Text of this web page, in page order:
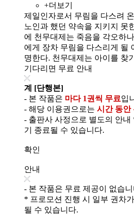
+더보기
제일인자로서 무림을 다스려
노인과 했던 약속을 지키지 못
에 천무대제는 죽음을 각오하
에게 장차 무림을 다스리게 될
명한다. 천무대제는 아이를 찾
기다리면 무료 안내
계 [단행본]
- 본 작품은 마다 1권씩 무료입
- 해당 이용권으로는 시간 동안
- 출판사 사정으로 별도의 안내
기 종료될 수 있습니다.
확인
안내
- 본 작품은 무료 제공이 없습니
* 프로모션 진행 시 일부 권차
될 수 있습니다.